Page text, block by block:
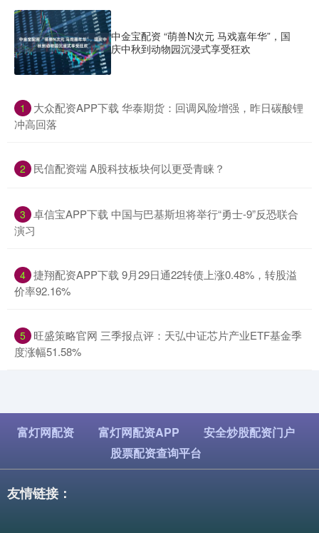
中金宝配资 “萌兽N次元 马戏嘉年华”，国
庆中秋到动物园沉浸式享受狂欢
1
​大众配资APP下载 华泰期货：回调风险增强，昨日碳酸锂
冲高回落
2 ​民信配资端 A股科技板块何以更受青睐？
3 ​卓信宝APP下载 中国与巴基斯坦将举行“勇士-9”反恐联合
演习
4 ​捷翔配资APP下载 9月29日通22转债上涨0.48%，转股溢
价率92.16%
5 ​旺盛策略官网 三季报点评：天弘中证芯片产业ETF基金季
度涨幅51.58%
富灯网配资 富灯网配资APP
安全炒股配资门户
股票配资查询平台
友情链接：